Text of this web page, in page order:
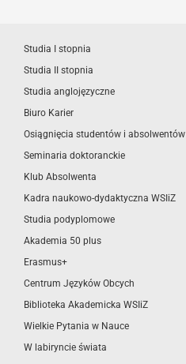
Studia I stopnia
Studia II stopnia
Studia anglojęzyczne
Biuro Karier
Osiągnięcia studentów i absolwentów
Seminaria doktoranckie
Klub Absolwenta
Kadra naukowo-dydaktyczna WSIiZ
Studia podyplomowe
Akademia 50 plus
Erasmus+
Centrum Języków Obcych
Biblioteka Akademicka WSIiZ
Wielkie Pytania w Nauce
W labiryncie świata